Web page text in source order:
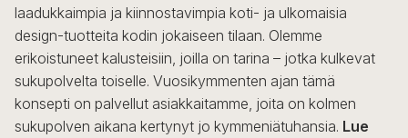
laadukkaimpia ja kiinnostavimpia koti- ja ulkomaisia
design-tuotteita kodin jokaiseen tilaan. Olemme
erikoistuneet kalusteisiin, joilla on tarina – jotka kulkevat
sukupolvelta toiselle. Vuosikymmenten ajan tämä
konsepti on palvellut asiakkaitamme, joita on kolmen
sukupolven aikana kertynyt jo kymmeniätuhansia. Lue